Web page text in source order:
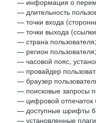
— информация о
— длительность
— точки входа
— точки выхода
— страна пользователя;
— регион пользователя;
— часовой пояс,
— провайдер
— браузер
— поисковые запросы
— цифровой отпечаток
— доступные шрифты
— установленные